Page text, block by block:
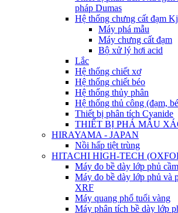
pháp Dumas
Hệ thống chưng cất đạm
Máy phá mẫu
Máy chưng cất đạm
Bộ xử lý hơi acid
Lắc
Hệ thống chiết xơ
Hệ thống chiết béo
Hệ thống thủy phân
Hệ thống thủ công (đạm,
Thiết bị phân tích Cyanide
THIẾT BỊ PHÁ MẪU
HIRAYAMA - JAPAN
Nồi hấp tiệt trùng
HITACHI HIGH-TECH
Máy đo bề dày lớp phủ
Máy đo bề dày lớp phủ và
XRF
Máy quang phổ tuổi vàng
Máy phân tích bề dày lớp